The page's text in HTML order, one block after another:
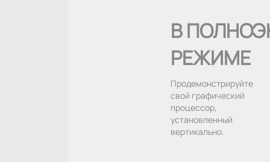
В
РЕЖИМЕ
Продемонстрируйте
свой графический
процессор,
установленный
вертикально.